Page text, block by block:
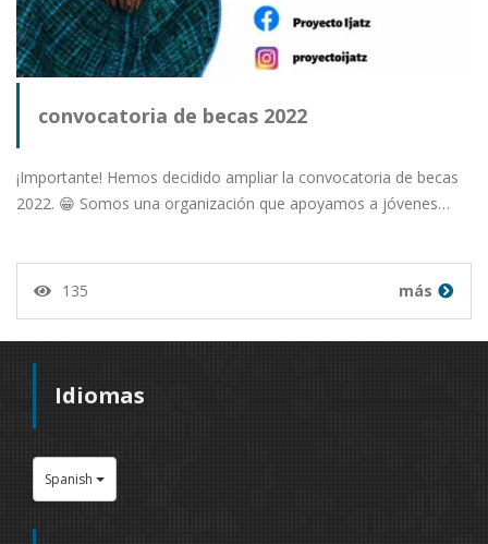
convocatoria de becas 2022
¡Importante! Hemos decidido ampliar la convocatoria de becas
2022. 😁 Somos una organización que apoyamos a jóvenes…
135 más
Idiomas
Spanish